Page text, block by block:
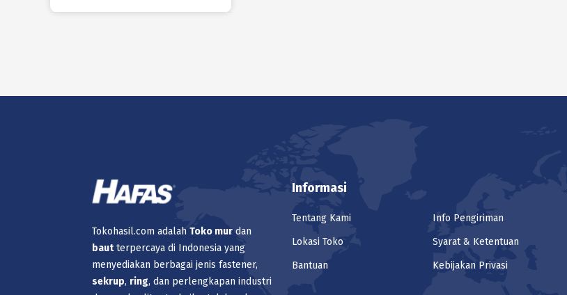
Tokohasil.com adalah Toko mur dan
bautterpercaya di Indonesia yang
menyediakan berbagai jenis fastener,
sekrup, ring, dan perlengkapan industri
Informasi
Tentang Kami
Lokasi Toko
Bantuan
Info Pengiriman
Syarat & Ketentuan
Kebijakan Privasi